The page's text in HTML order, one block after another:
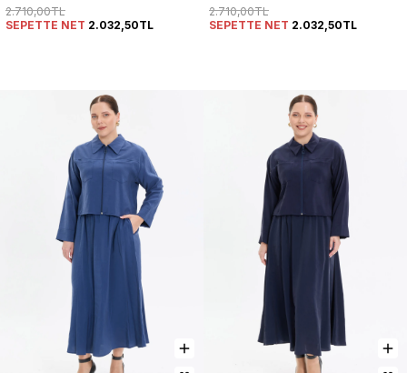
2.710,00TL
SEPETTE NET 2.032,50TL
2.710,00TL
SEPETTE NET 2.032,50TL